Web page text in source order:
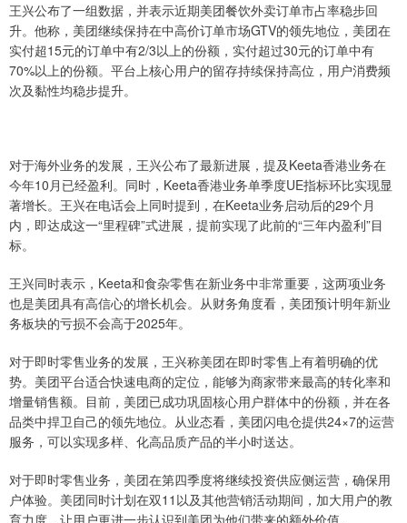
王兴公布了一组数据，并表示近期美团餐饮外卖订单市占率稳步回
升。他称，美团继续保持在中高价订单市场GTV的领先地位，美团在
实付超15元的订单中有2/3以上的份额，实付超过30元的订单中有
70%以上的份额。平台上核心用户的留存持续保持高位，用户消费频
次及黏性均稳步提升。
对于海外业务的发展，王兴公布了最新进展，提及Keeta香港业务在
今年10月已经盈利。同时，Keeta香港业务单季度UE指标环比实现显
著增长。王兴在电话会上同时提到，在Keeta业务启动后的29个月
内，即达成这一“里程碑”式进展，提前实现了此前的“三年内盈利”目
标。
王兴同时表示，Keeta和食杂零售在新业务中非常重要，这两项业务
也是美团具有高信心的增长机会。从财务角度看，美团预计明年新业
务板块的亏损不会高于2025年。
对于即时零售业务的发展，王兴称美团在即时零售上有着明确的优
势。美团平台适合快速电商的定位，能够为商家带来最高的转化率和
增量销售额。目前，美团已成功巩固核心用户群体中的份额，并在各
品类中捍卫自己的领先地位。从业态看，美团闪电仓提供24×7的运营
服务，可以实现多样、化高品质产品的半小时送达。
对于即时零售业务，美团在第四季度将继续投资供应侧运营，确保用
户体验。美团同时计划在双11以及其他营销活动期间，加大用户的教